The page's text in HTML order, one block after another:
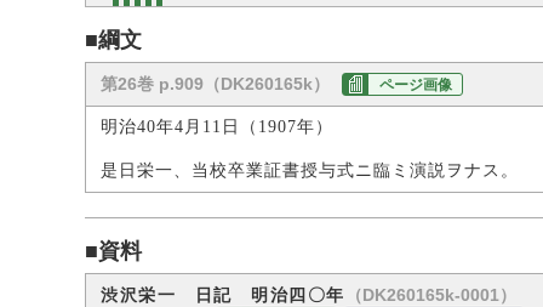
■綱文
第26巻 p.909（DK260165k） ページ画像
明治40年4月11日（1907年）
是日栄一、当校卒業証書授与式ニ臨ミ演説ヲナス。
■資料
渋沢栄一 日記 明治四〇年
（DK260165k-0001）